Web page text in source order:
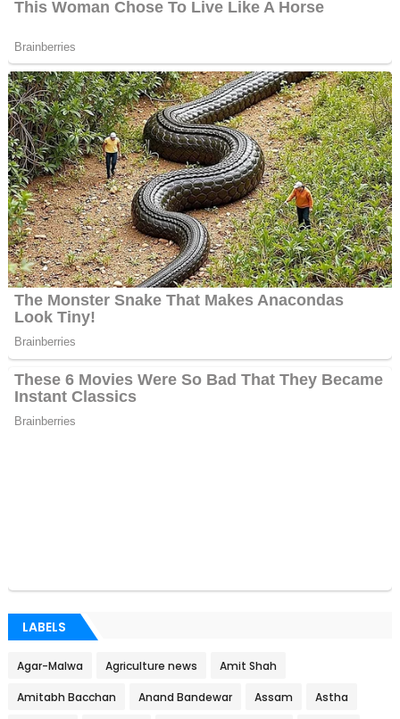
LABELS
Agar-Malwa Agriculture news Amit Shah
Amitabh Bacchan Anand Bandewar Assam Astha